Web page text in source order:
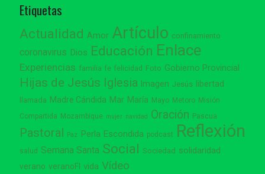
Etiquetas
Actualidad Amor Artículo confinamiento
coronavirus Dios Educación Enlace
Experiencias familia fe felicidad Foto Gobierno Provincial
Hijas de Jesús Iglesia Imagen Jesús libertad
llamada Madre Cándida Mar María Mayo Metoro Misión
Compartida Mozambique mujer navidad Oración Pascua
Pastoral Paz Perla Escondida podcast Reflexión
salud Semana Santa Social Sociedad solidaridad
verano veranoFI vida Vídeo